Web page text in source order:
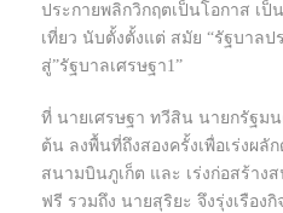
ประกายพลิกวิกฤตเป็นโอกาส เป็
เที่ยว นับตั้งตั้งแต่ สมัย “รัฐบาล
สู่”รัฐบาลเศรษฐา1”
ที่ นายเศรษฐา ทวีสิน นายกรัฐม
ต้น ลงพื้นที่ถึงสองครั้งเพื่อเร่งผ
สนามบินภูเก็ต และ เร่งก่อสร้าง
ฟรี รวมถึง นายสุริยะ จึงรุ่งเรือง